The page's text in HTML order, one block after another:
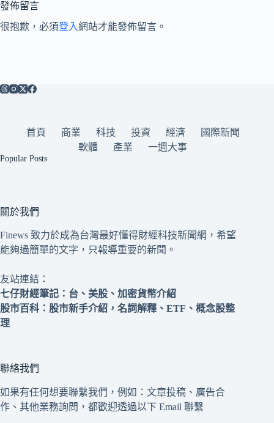
發佈留言
很抱歉，必須登入網站才能發佈留言。
首頁 商業 科技 投資 經濟
國際新聞
軟體
產業 一週大事
Popular Posts
關於我們
Finews 致力於成為台灣最好懂得財經科技新聞網，希望
能夠過簡單的文字，只報導重要的新聞。
友站連結：
七仔財經筆記 ：台、美股、加密貨幣介紹
股市百科 ：股市新手介紹，名詞解釋、ETF、概念股整
理
聯絡我們
如果有任何想要聯繫我們，例如：文章投稿、廣告合
作、其他業務詢問，都歡迎透過以下 Email 聯繫